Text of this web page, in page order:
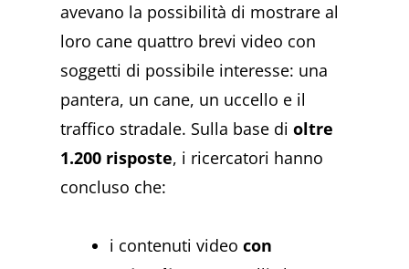
avevano la possibilità di mostrare al
loro cane quattro brevi video con
soggetti di possibile interesse: una
pantera, un cane, un uccello e il
traffico stradale. Sulla base dioltre
1.200 risposte, i ricercatori hanno
concluso che:
i contenuti videocon